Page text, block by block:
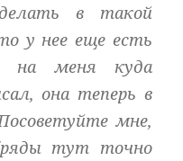
в такой
у нее еще есть
на меня куда
она теперь в
мне,
тут точно